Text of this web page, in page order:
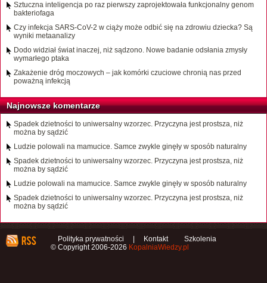
Sztuczna inteligencja po raz pierwszy zaprojektowała funkcjonalny genom
bakteriofaga
Czy infekcja SARS-CoV-2 w ciąży może odbić się na zdrowiu dziecka? Są
wyniki metaanalizy
Dodo widział świat inaczej, niż sądzono. Nowe badanie odsłania zmysły
wymarłego ptaka
Zakażenie dróg moczowych – jak komórki czuciowe chronią nas przed
poważną infekcją
Najnowsze komentarze
Spadek dzietności to uniwersalny wzorzec. Przyczyna jest prostsza, niż
można by sądzić
Ludzie polowali na mamucice. Samce zwykle ginęły w sposób naturalny
Spadek dzietności to uniwersalny wzorzec. Przyczyna jest prostsza, niż
można by sądzić
Ludzie polowali na mamucice. Samce zwykle ginęły w sposób naturalny
Spadek dzietności to uniwersalny wzorzec. Przyczyna jest prostsza, niż
można by sądzić
Polityka prywatności Kontakt
Szkolenia
© Copyright 2006-2026 KopalniaWiedzy.pl